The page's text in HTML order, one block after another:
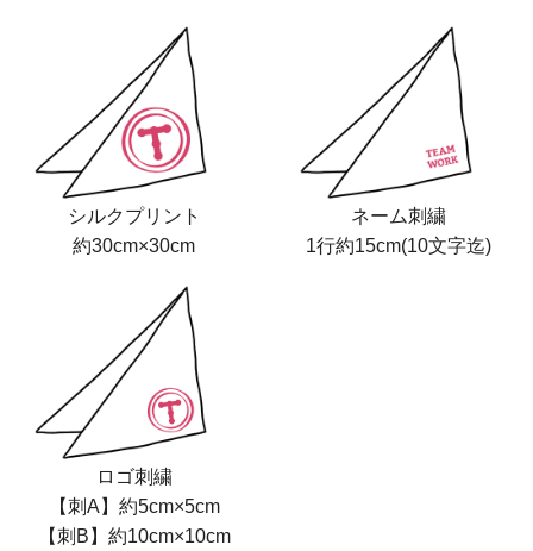
シルクプリント
約30cm×30cm
ネーム刺繍
1行約15cm(10文字迄)
ロゴ刺繍
【刺A】約5cm×5cm
【刺B】約10cm×10cm